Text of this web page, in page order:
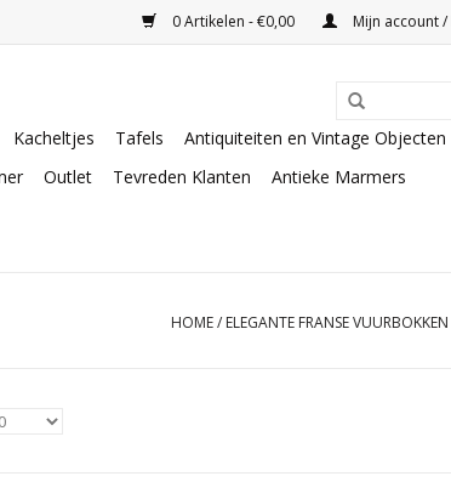
0 Artikelen - €0,00 Mijn account
Kacheltjes Tafels
Antiquiteiten en Vintage Objecten
Outlet Tevreden Klanten
Antieke Marmers
HOME/ ELEGANTE FRANSE